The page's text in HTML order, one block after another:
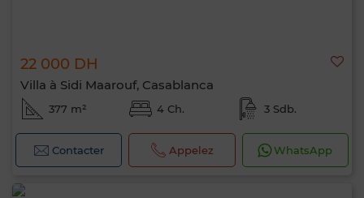
22 000 DH
Villa à Sidi Maarouf, Casablanca
377 m² 4 Ch. 3 Sdb.
Contacter Appelez WhatsApp